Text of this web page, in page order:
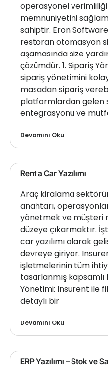
operasyonel
memnuniyetini
sahiptir. Eron
restoran otomasyon
aşamasında size
çözümdür. 1. Sipariş
sipariş yönetimini
masadan sipariş
platformlardan gelen
entegrasyonu ve
Devamını Oku
Rent a Car Yazılımı
Araç kiralama
anahtarı,
yönetmek ve müşteri
düzeye çıkarmaktır.
car yazılımı olarak
devreye giriyor.
işletmelerinin tüm
tasarlanmış
Yönetimi: Insurent ile
detaylı bir
Devamını Oku
ERP Yazılımı – Stok ve